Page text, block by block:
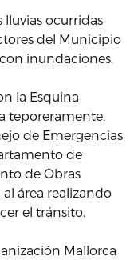
lluvias ocurridas
del Municipio
inundaciones.
la Esquina
teporeramente.
de Emergencias
de
de Obras
área realizando
el tránsito.
Mallorca